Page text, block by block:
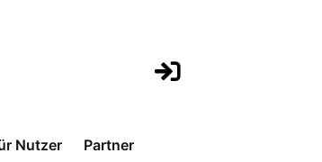
Nutzer Partner